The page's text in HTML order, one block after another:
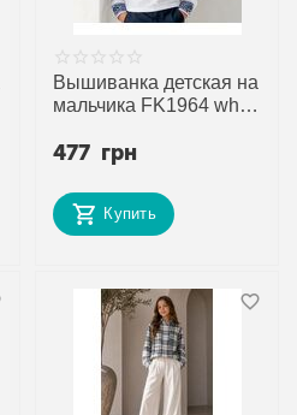
Вышиванка детская на
мальчика FK1964 white
недорого оптом от
477 грн
Купить